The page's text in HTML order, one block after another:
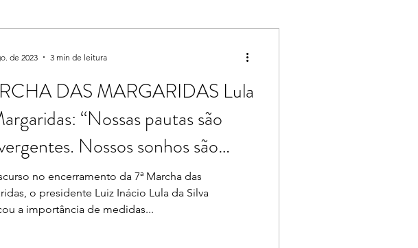
DAS MARGARIDAS Lula
“Nossas pautas são
Nossos sonhos são
no encerramento da 7ª Marcha das
o presidente Luiz Inácio Lula da Silva
a importância de medidas...
de 2023 3 min de leitura